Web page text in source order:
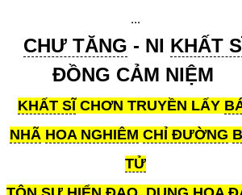
...
CHƯ TĂNG - NI KHẤT
ĐỒNG CẢM NIỆM
KHẤT SĨCHƠN TRUYỀN LẤY
NHÃ HOA NGHIÊM CHỈ ĐƯỜNG
TỬ